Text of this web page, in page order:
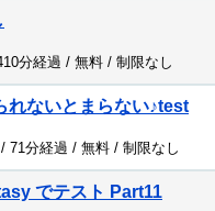
分経過 / 無料 / 制限なし
れないとまらない♪test
/ 71分経過 / 無料 / 制限なし
でテスト Part11